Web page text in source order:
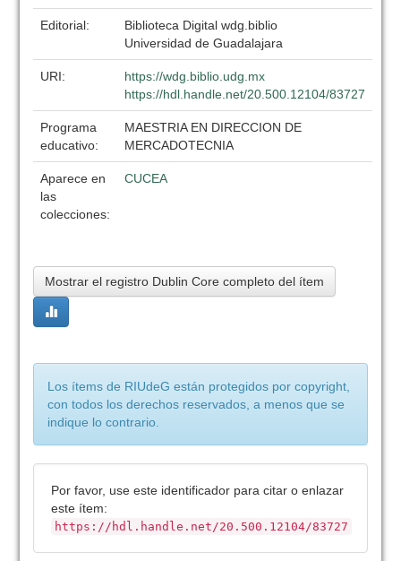
Editorial:
Biblioteca Digital wdg.biblio
Universidad de Guadalajara
URI:
https://wdg.biblio.udg.mx
https://hdl.handle.net/20.500.12104/83727
Programa
educativo:
MAESTRIA EN DIRECCION DE
MERCADOTECNIA
Aparece en
las
colecciones:
CUCEA
Mostrar el registro Dublin Core completo del ítem
Los ítems de RIUdeG están protegidos por copyright,
con todos los derechos reservados, a menos que se
indique lo contrario.
Por favor, use este identificador para citar o enlazar
este ítem:
https://hdl.handle.net/20.500.12104/83727